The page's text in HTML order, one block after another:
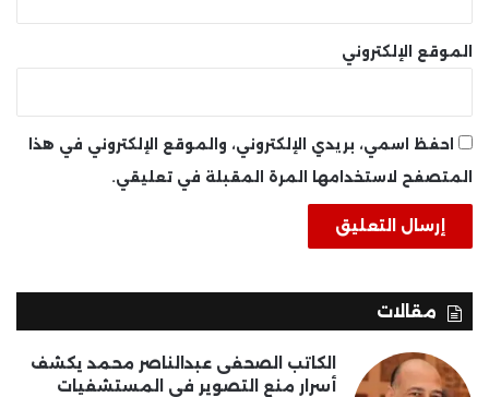
الموقع الإلكتروني
احفظ اسمي، بريدي الإلكتروني، والموقع الإلكتروني في هذا
المتصفح لاستخدامها المرة المقبلة في تعليقي.
مقالات
الكاتب الصحفى عبدالناصر محمد يكشف
أسرار منع التصوير فى المستشفيات